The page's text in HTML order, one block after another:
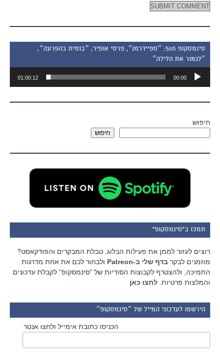
סינמסקופ 505: ״ספיידרמן״, פרסי אופיר, ״בוסית בהפרעה״,
״לגמור את הלילה״
אודיו
00:00
01:00:12
חיפוש
חיפוש
תמכו ב"סינמסקופ"
רוצים לעזור לממן את פעילות הבלוג, טבלת המבקרים והפודקאסט?
מוזמנים לבקר בדף שלי ב-Patreon
ולבחור לכם את אחת מדרגות
התמיכה, ולהצטרף לקבוצות הסודיות של "סינמסקופ" לקבלת עדכונים
והמלצות פרטיות. לחצו כאן
הירשמו לעדכוני המייל של ״סינמסקופ״
הכניסו כתובת אימייל ולחצו אנטר